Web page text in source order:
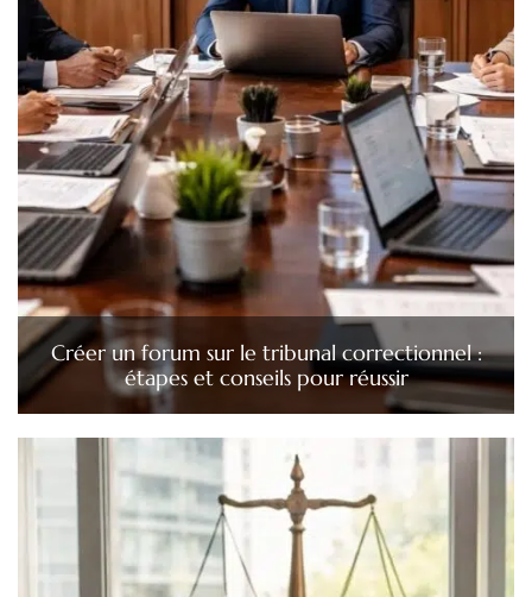
Créer un forum sur le tribunal correctionnel :
étapes et conseils pour réussir